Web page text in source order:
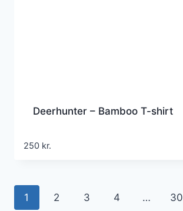
Deerhunter – Bamboo T-shirt
250 kr.
1 2 3 4 … 30